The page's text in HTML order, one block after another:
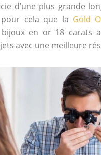
d’une plus grande
cela que la Gold
bijoux en or 18 carats
avec une meilleure